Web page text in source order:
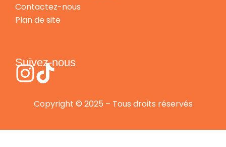
Contactez-nous
Plan de site
Suivez-nous
Copyright © 2025 – Tous droits réservés